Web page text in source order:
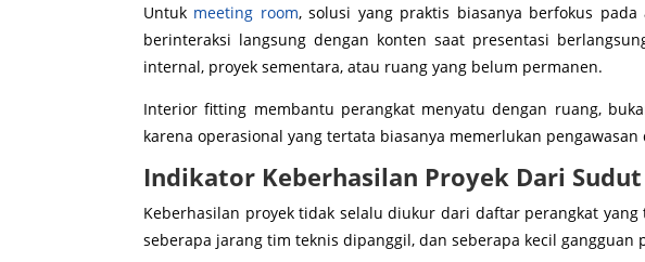
Untuk meeting room, solusi yang praktis biasanya berfokus
berinteraksi langsung dengan konten saat presentasi
internal, proyek sementara, atau ruang yang belum permanen.
Interior fitting membantu perangkat menyatu dengan ruang,
karena operasional yang tertata biasanya memerlukan
Indikator Keberhasilan Proyek Dari
Keberhasilan proyek tidak selalu diukur dari daftar perangkat
seberapa jarang tim teknis dipanggil, dan seberapa kecil gangguan